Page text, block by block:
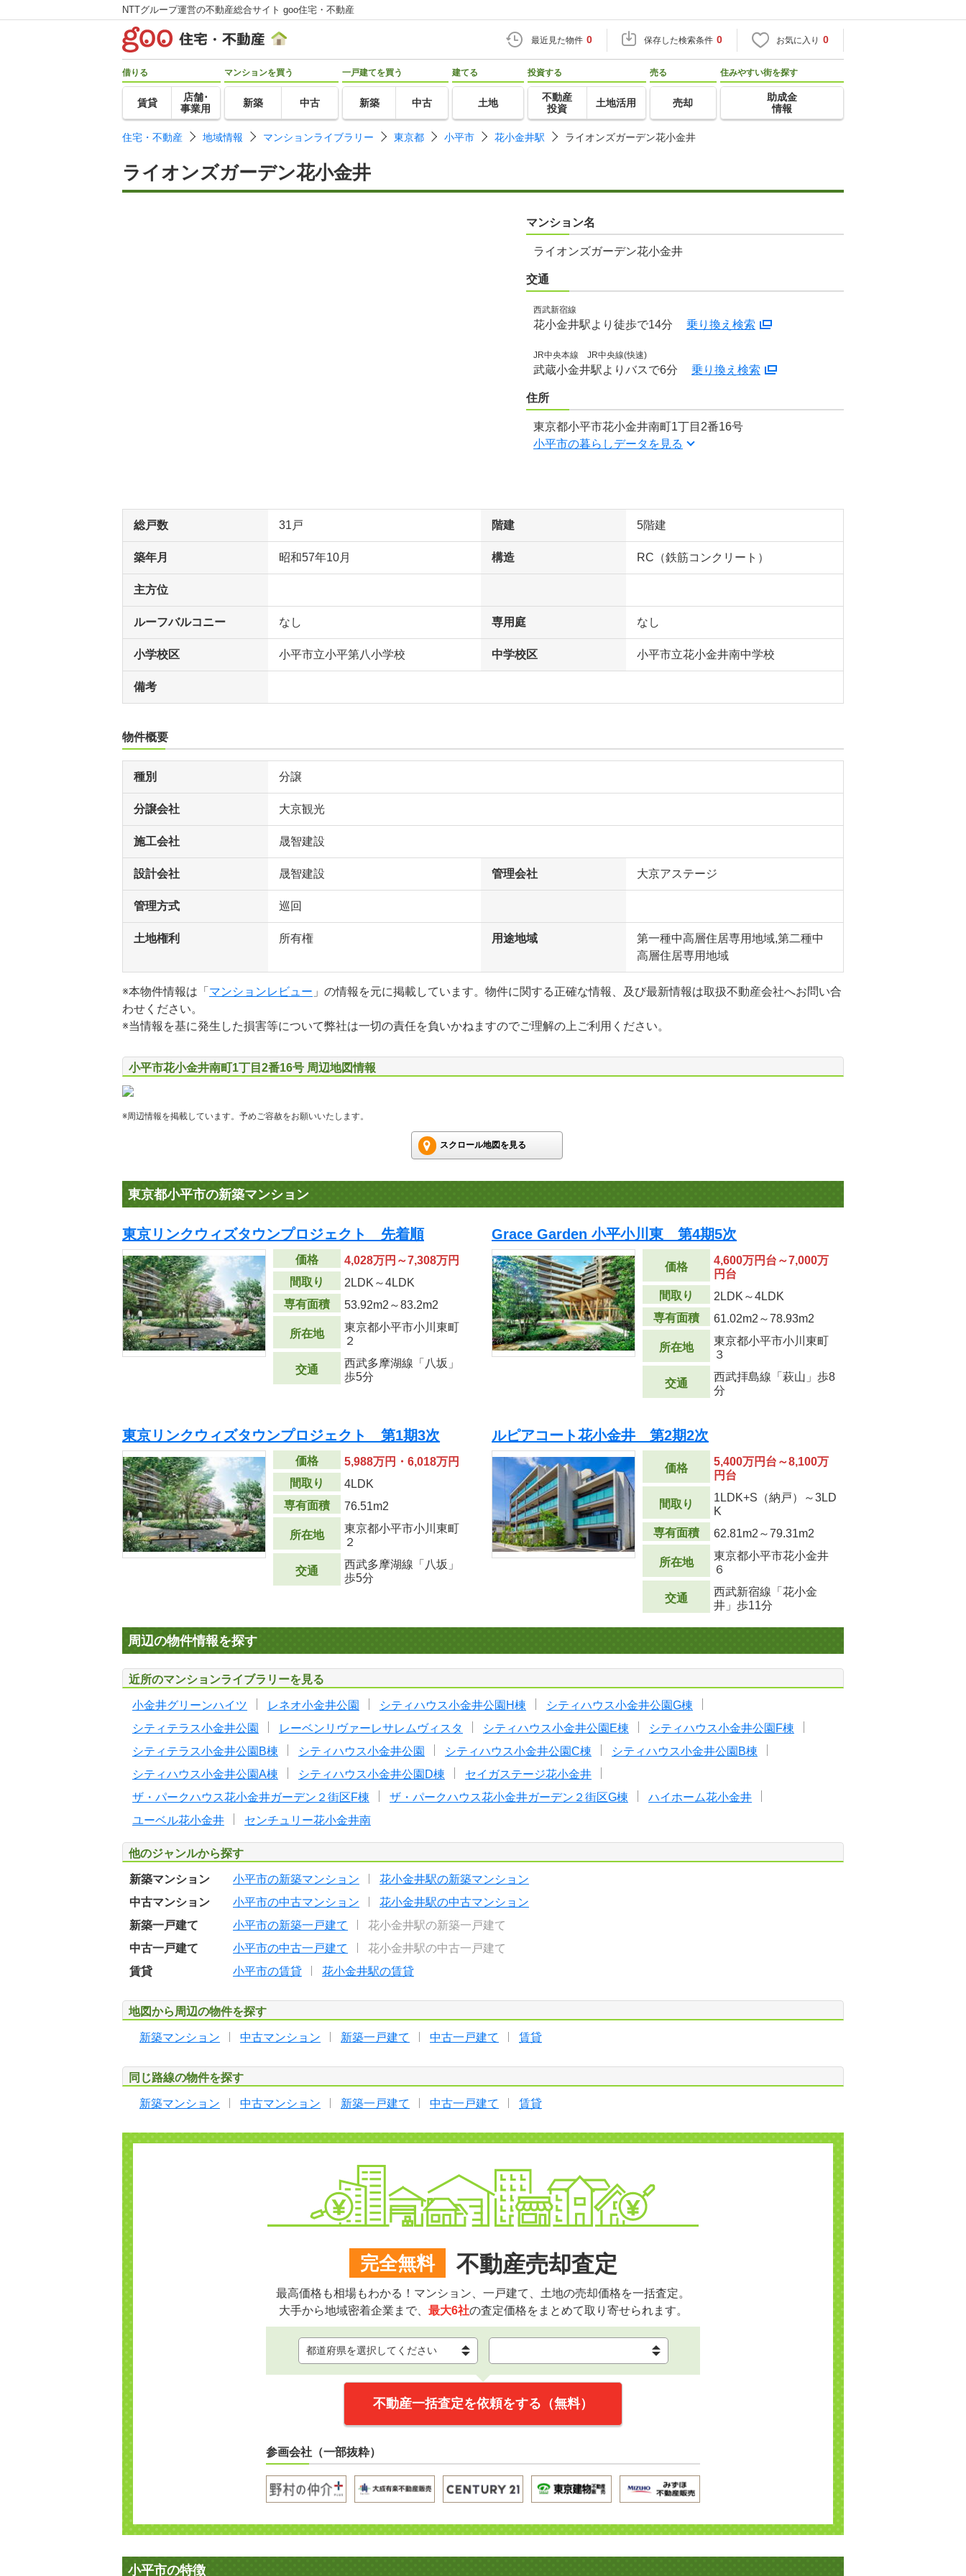
NTTグループ運営の不動産総合サイト goo住宅・不動産
最近見た物件 0 保存した検索条件 0 お気に入り 0
借りる
賃貸
店舗･
事業用
マンションを買う
新築 中古
一戸建てを買う
新築 中古
建てる
土地
投資する
不動産
投資
土地活用
売る
売却
住みやすい街を探す
助成金
情報
住宅・不動産 地域情報 マンションライブラリー 東京都 小平市 花小金井駅 ライオンズガーデン花小金井
ライオンズガーデン花小金井
マンション名
ライオンズガーデン花小金井
交通
西武新宿線
花小金井駅より徒歩で14分 乗り換え検索
JR中央本線 JR中央線(快速)
武蔵小金井駅よりバスで6分 乗り換え検索
住所
東京都小平市花小金井南町1丁目2番16号
小平市の暮らしデータを見る
総戸数 31戸 階建 5階建
築年月 昭和57年10月 構造 RC（鉄筋コンクリート）
主方位
ルーフバルコニー なし 専用庭 なし
小学校区 小平市立小平第八小学校 中学校区 小平市立花小金井南中学校
備考
物件概要
種別 分譲
分譲会社 大京観光
施工会社 晟智建設
設計会社 晟智建設 管理会社 大京アステージ
管理方式 巡回
土地権利 所有権 用途地域
第一種中高層住居専用地域,第二種中
高層住居専用地域
※本物件情報は「 マンションレビュー 」の情報を元に掲載しています。物件に関する正確な情報、及び最新情報は取扱不動産会社へお問い合
わせください。
※当情報を基に発生した損害等について弊社は一切の責任を負いかねますのでご理解の上ご利用ください。
小平市花小金井南町1丁目2番16号 周辺地図情報
※周辺情報を掲載しています。予めご容赦をお願いいたします。
スクロール地図を見る
東京都小平市の新築マンション
東京リンクウィズタウンプロジェクト 先着順
価格
4,028万円～7,308万円
間取り
2LDK～4LDK
専有面積
53.92m2 ～83.2m2
所在地
東京都小平市小川東町
２
交通
西武多摩湖線「八坂」
歩5分
Grace Garden 小平小川東 第4期5次
価格
4,600万円台～7,000万
円台
間取り
2LDK～4LDK
専有面積
61.02m2 ～78.93m2
所在地
東京都小平市小川東町
３
交通
西武拝島線「萩山」歩8
分
東京リンクウィズタウンプロジェクト 第1期3次
価格
5,988万円・6,018万円
間取り
4LDK
専有面積
76.51m2
所在地
東京都小平市小川東町
２
交通
西武多摩湖線「八坂」
歩5分
ルピアコート花小金井 第2期2次
価格
5,400万円台～8,100万
円台
間取り
1LDK+S（納戸）～3LD
K
専有面積
62.81m2 ～79.31m2
所在地
東京都小平市花小金井
６
交通
西武新宿線「花小金
井」歩11分
周辺の物件情報を探す
近所のマンションライブラリーを見る
小金井グリーンハイツ レネオ小金井公園 シティハウス小金井公園H棟
シティハウス小金井公園G棟
シティテラス小金井公園
レーベンリヴァーレサレムヴィスタ シティハウス小金井公園E棟
シティハウス小金井公園F棟
シティテラス小金井公園B棟
シティハウス小金井公園 シティハウス小金井公園C棟
シティハウス小金井公園B棟
シティハウス小金井公園A棟
シティハウス小金井公園D棟
セイガステージ花小金井
ザ・パークハウス花小金井ガーデン２街区F棟
ザ・パークハウス花小金井ガーデン２街区G棟
ハイホーム花小金井
ユーベル花小金井
センチュリー花小金井南
他のジャンルから探す
新築マンション 小平市の新築マンション
花小金井駅の新築マンション
中古マンション
小平市の中古マンション
花小金井駅の中古マンション
新築一戸建て
小平市の新築一戸建て
花小金井駅の新築一戸建て
中古一戸建て
小平市の中古一戸建て
花小金井駅の中古一戸建て
賃貸
小平市の賃貸 花小金井駅の賃貸
地図から周辺の物件を探す
新築マンション 中古マンション 新築一戸建て 中古一戸建て 賃貸
同じ路線の物件を探す
新築マンション 中古マンション 新築一戸建て 中古一戸建て 賃貸
完全無料 不動産売却査定
最高価格も相場もわかる！マンション、一戸建て、土地の売却価格を一括査定。
大手から地域密着企業まで、 最大6社の査定価格をまとめて取り寄せられます。
不動産一括査定を依頼をする（無料）
参画会社（一部抜粋）
小平市の特徴